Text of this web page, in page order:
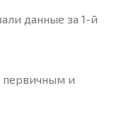
данные за 1-й
первичным и